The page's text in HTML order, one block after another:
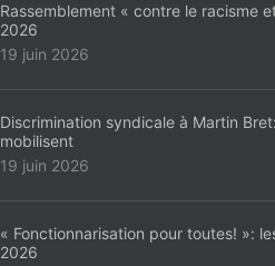
Rassemblement « contre le racisme
2026
19 juin 2026
Discrimination syndicale à Martin
mobilisent
19 juin 2026
« Fonctionnarisation pour toutes! »:
2026